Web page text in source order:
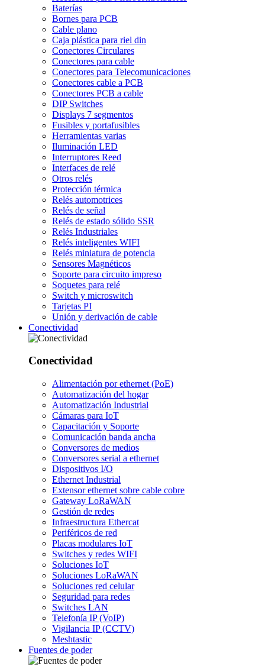
Baterías
Bornes para PCB
Cable plano
Caja plástica para riel din
Conectores Circulares
Conectores para cable
Conectores para Telecomunicaciones
Conectores cable a PCB
Conectores PCB a cable
DIP Switches
Displays 7 segmentos
Fusibles y portafusibles
Herramientas varias
Iluminación LED
Interruptores Reed
Interfaces de relé
Otros relés
Protección térmica
Relés automotrices
Relés de señal
Relés de estado sólido SSR
Relés Industriales
Relés inteligentes WIFI
Relés miniatura de potencia
Sensores Magnéticos
Soporte para circuito impreso
Soquetes para relé
Switch y microswitch
Tarjetas PI
Unión y derivación de cable
Conectividad
Conectividad
Alimentación por ethernet (PoE)
Automatización del hogar
Automatización Industrial
Cámaras para IoT
Capacitación y Soporte
Comunicación banda ancha
Conversores de medios
Conversores serial a ethernet
Dispositivos I/O
Ethernet Industrial
Extensor ethernet sobre cable cobre
Gateway LoRaWAN
Gestión de redes
Infraestructura Ethercat
Periféricos de red
Placas modulares IoT
Switches y redes WIFI
Soluciones IoT
Soluciones LoRaWAN
Soluciones red celular
Seguridad para redes
Switches LAN
Telefonía IP (VoIP)
Vigilancia IP (CCTV)
Meshtastic
Fuentes de poder